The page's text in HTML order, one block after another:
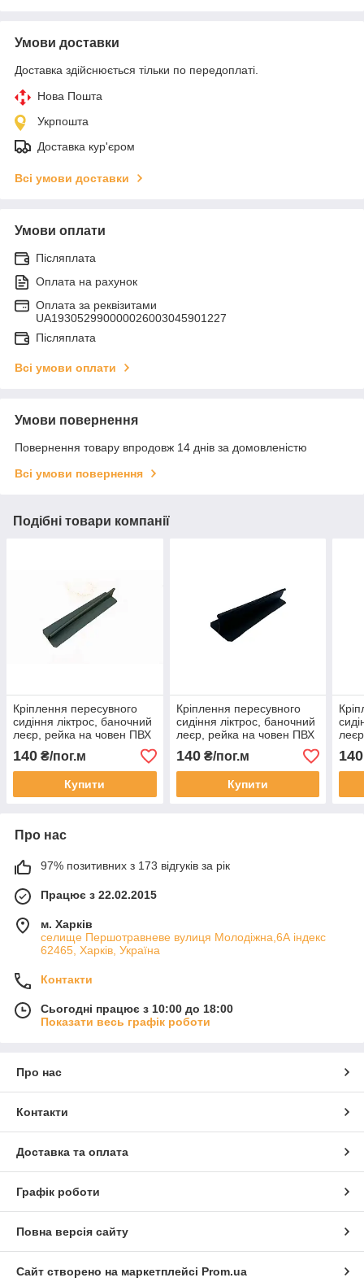
Умови доставки
Доставка здійснюється тільки по передоплаті.
Нова Пошта
Укрпошта
Доставка кур'єром
Всі умови доставки
Умови оплати
Післяплата
Оплата на рахунок
Оплата за реквізитами
UA193052990000026003045901227
Післяплата
Всі умови оплати
Умови повернення
Повернення товару впродовж 14 днів за домовленістю
Всі умови повернення
Подібні товари компанії
Кріплення пересувного
сидіння ліктрос, баночний
леєр, рейка на човен ПВХ
Хакі будь-який розмір
140 ₴/пог.м
Купити
Кріплення пересувного
сидіння ліктрос, баночний
леєр, рейка на човен ПВХ
Чорний будь-який розмір
140₴/пог.м
Купити
140
Про нас
97% позитивних з 173 відгуків за рік
Працює з 22.02.2015
м. Харків
cелище Першотравневе вулиця Молодіжна,6А індекс
62465, Харків, Україна
Контакти
Сьогодні працює з 10:00 до 18:00
Показати весь графік роботи
Про нас
Контакти
Доставка та оплата
Графік роботи
Повна версія сайту
Сайт створено на маркетплейсі Prom.ua